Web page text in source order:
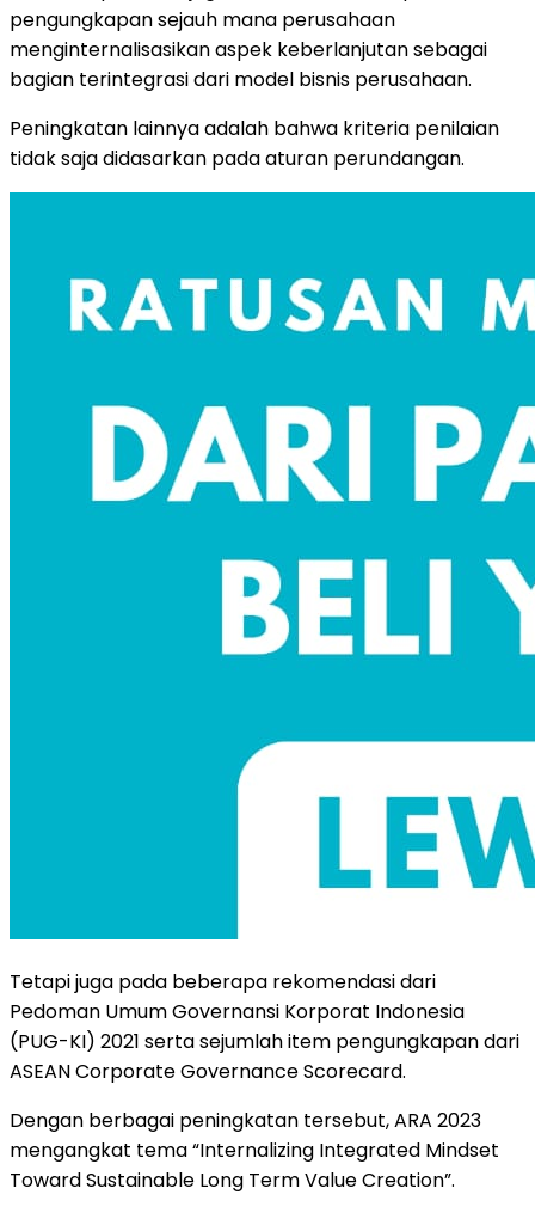
pengungkapan sejauh mana perusahaan
menginternalisasikan aspek keberlanjutan sebagai
bagian terintegrasi dari model bisnis perusahaan.
Peningkatan lainnya adalah bahwa kriteria penilaian
tidak saja didasarkan pada aturan perundangan.
Tetapi juga pada beberapa rekomendasi dari
Pedoman Umum Governansi Korporat Indonesia
(PUG-KI) 2021 serta sejumlah item pengungkapan dari
ASEAN Corporate Governance Scorecard.
Dengan berbagai peningkatan tersebut, ARA 2023
mengangkat tema “Internalizing Integrated Mindset
Toward Sustainable Long Term Value Creation”.